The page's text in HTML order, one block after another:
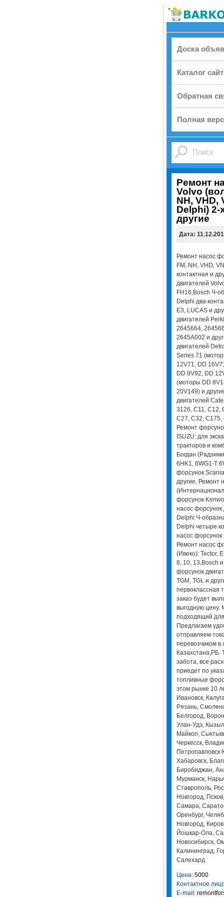
Доска
Каталог
Обратная
Полная
Ремонт
Volvo
NH, VHD,
Delphi) 2-
другие
Дата:
Ремонт насос
FM, NH, VHD,
контактная и
двигателей
FH16,Bosch Ч-
Delphi два
E3, LUCAS и
двигателей
2645664,
2645A002 и
двигателей
Series 71
12V71, DD
DD 8V92, DD
(моторы DD
20V149) и
двигателей
3126, C11, C12,
С27, С32, С175,
Ремонт
ISUZU: для
тракторов и
Богдан
6HK1, 6WG1-T
форсунок
другие. Ремонт
форсунок
насос форсунок
Delphi Ч-
Delphi четыре
насос форсунок
Ремонт насос
(Ивеко): Tector,
8, 10, 13,Bosch
форсунок
TGM, TGL и
первоклассная
заказ будет
выгодную
подходящий
Предлагаем
отправляем
перевозчиком в
Казахстана,РБ.
забота, все
приедет по
топливные
этом рынке 10
Ивановск,
Рязань,
Белгород,
Улан-Удэ,
Майкоп,
Черкесск,
Хабаровск,
Биробиджан,
Мурманск,
Ставрополь,
Новгород,
Самара,
Оренбург,
Новгород,
Йошкар-Ола,
Новосибирск,
Калининград,
Салехард
Цена:5000
Контактное
E-mail: